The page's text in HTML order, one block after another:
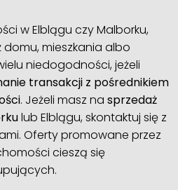
w Elblągu czy Malborku,
mieszkania albo
niedogodności, jeżeli
transakcji z pośrednikiem
. Jeżeli masz na sprzedaż
lub Elblągu, skontaktuj się z
Oferty promowane przez
cieszą się